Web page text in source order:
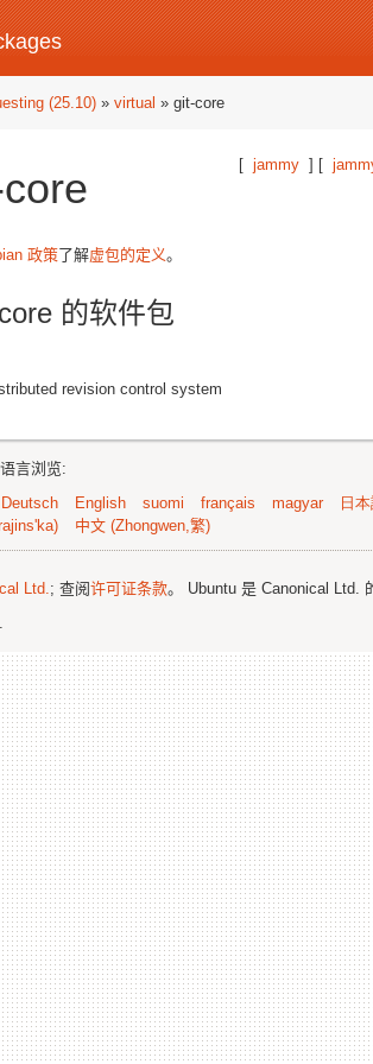
(25.10) » virtual » git-core
[ jammy ] [
政策了解虚包的定义。
的软件包
revision control system
言浏览:
Deutsch English suomi français magyar 日
中文 (Zhongwen,繁)
Ltd. ; 查阅许可证条款。 Ubuntu 是 Canonical Ltd.